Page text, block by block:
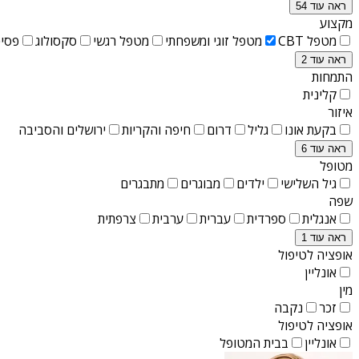
ראה עוד 54
מקצוע
מטפל CBT
מטפל זוגי ומשפחתי מטפל רגשי סקסולוג
ראה עוד 2
התמחות
קלינית
איזור
בקעת אונו
גליל דרום חיפה והקריות ירושלים והסביבה
ראה עוד 6
מטופל
גיל השלישי
ילדים מבוגרים
מתבגרים
שפה
אנגלית
ספרדית עברית ערבית צרפתית
ראה עוד 1
אופציה לטיפול
אונליין
מין
זכר
נקבה
אופציה לטיפול
אונליין
בבית המטופל